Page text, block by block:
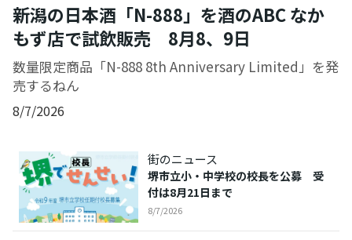
新潟の日本酒「N-888」を酒のABC なか
もず店で試飲販売 8月8、9日
数量限定商品「N-888 8th Anniversary Limited」を発
売するねん
8/7/2026
街のニュース
堺市立小・中学校の校長を公募 受
付は8月21日まで
8/7/2026